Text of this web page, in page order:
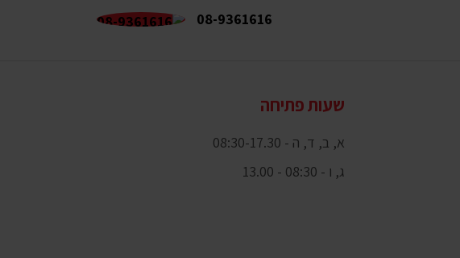
08-9361616
שעות פתיחה
א, ב, ד, ה - 08:30-17.30
ג, ו - 08:30 - 13.00